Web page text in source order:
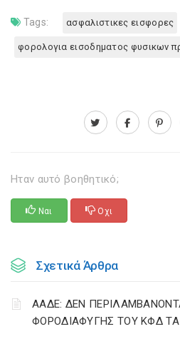
Tags: ασφαλιστικες εισφορες
φορολογια εισοδηματος φυσικων
Ηταν αυτό βοηθητικό;
Ναι Οχι
Σχετικά Άρθρα
ΑΑΔΕ: ΔΕΝ
ΦΟΡΟΔΙΑΦΥΓΗΣ ΤΟΥ ΚΦΔ